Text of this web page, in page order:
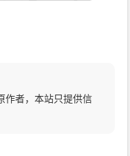
作者，本站只提供信